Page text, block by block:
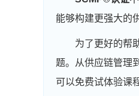
能够构建更强大的
为了更好的帮
题。从供应链管理
可以免费试体验课